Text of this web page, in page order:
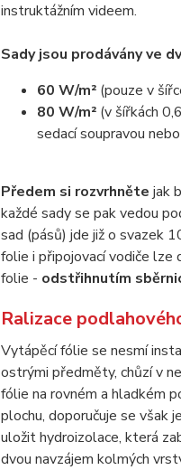
instruktážním videem.
Sady jsou prodávány ve
60 W/m²(pouze v
80 W/m²(v šířkách
sedací soupravou
Předem si rozvrhněte jak
každé sady se pak vedou
sad (pásů) jde již o svazek
folie i připojovací vodiče lze
folie - odstřihnutím
Ralizace
Vytápěcí fólie se nesmí
ostrými předměty, chůzí v
fólie na rovném a hladkém
plochu, doporučuje se však
uložit hydroizolace, která
dvou navzájem kolmých